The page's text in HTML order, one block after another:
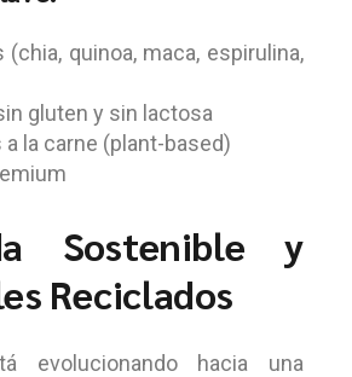
(chia, quinoa, maca, espirulina,
gluten y sin lactosa
la carne (plant-based)
Sostenible y
Reciclados
evolucionando hacia una